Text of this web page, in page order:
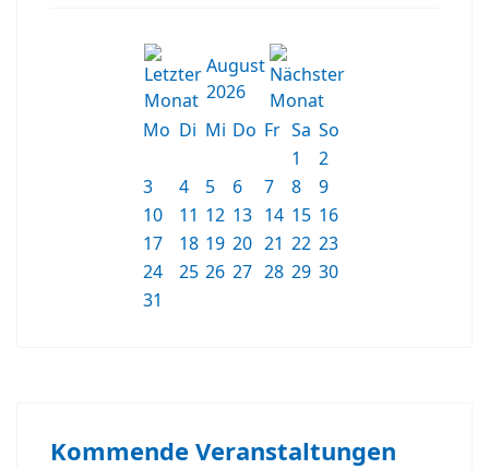
August
2026
Mo Di Mi Do Fr Sa So
1
2
3
4 5 6 7 8
9
10
11 12 13 14 15 16
17
18 19 20 21 22 23
24
25 26 27 28 29 30
31
Kommende Veranstaltungen